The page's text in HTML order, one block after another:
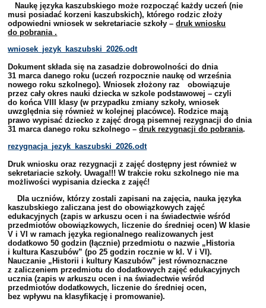
Naukę języka kaszubskiego może rozpocząć każdy uczeń (nie
musi posiadać korzeni kaszubskich), którego rodzic złoży
odpowiedni wniosek w sekretariacie szkoły –druk wniosku
do pobrania .
wniosek_jezyk_kaszubski_2026.odt
Dokument składa się na zasadzie dobrowolności do dnia
31 marca danego roku (uczeń rozpocznie naukę od września
nowego roku szkolnego). Wniosek złożony raz obowiązuje
przez cały okres nauki dziecka w szkole podstawowej – czyli
do końca VIII klasy (w przypadku zmiany szkoły, wniosek
uwzględnia się również w kolejnej placówce). Rodzice mają
prawo wypisać dziecko z zajęć drogą pisemnej rezygnacji do dnia
31 marca danego roku szkolnego –druk rezygnacji do pobrania.
rezygnacja_jezyk_kaszubski_2026.odt
Druk wniosku oraz rezygnacji z zajęć dostępny jest również w
sekretariacie szkoły. Uwaga!!! W trakcie roku szkolnego nie ma
możliwości wypisania dziecka z zajęć!
Dla uczniów, którzy zostali zapisani na zajęcia, nauka języka
kaszubskiego zaliczana jest do obowiązkowych zajęć
edukacyjnych (zapis w arkuszu ocen i na świadectwie wśród
przedmiotów obowiązkowych, liczenie do średniej ocen) W klasie
V i VI w ramach języka regionalnego realizowanych jest
dodatkowo 50 godzin (łącznie) przedmiotu o nazwie „Historia
i kultura Kaszubów” (po 25 godzin rocznie w kl. V i VI).
Nauczanie „Historii i kultury Kaszubów” jest równoznaczne
z zaliczeniem przedmiotu do dodatkowych zajęć edukacyjnych
ucznia (zapis w arkuszu ocen i na świadectwie wśród
przedmiotów dodatkowych, liczenie do średniej ocen,
bez wpływu na klasyfikację i promowanie).